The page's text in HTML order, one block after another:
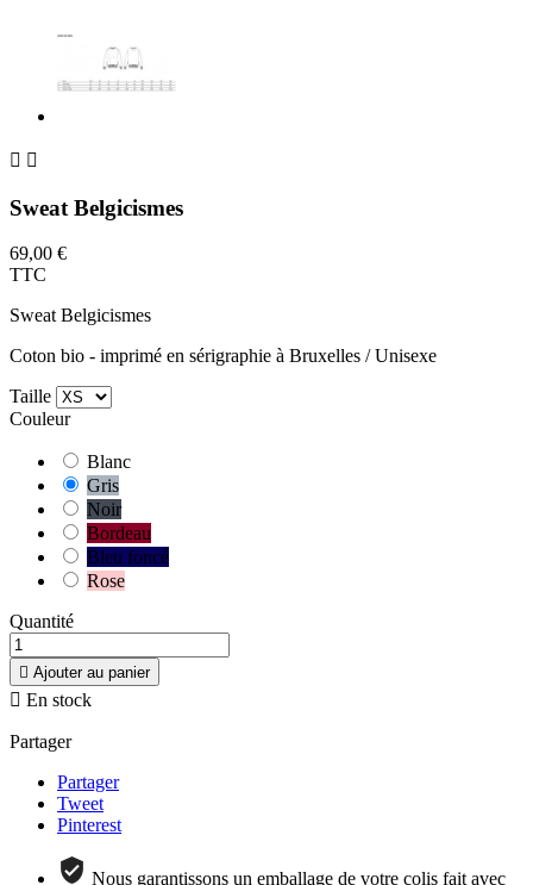
 
Sweat Belgicismes
69,00 €
TTC
Sweat Belgicismes
Coton bio - imprimé en sérigraphie à Bruxelles / Unisexe
Taille
Couleur
Blanc
Gris
Noir
Bordeau
Bleu foncé
Rose
Quantité
 Ajouter au panier
 En stock
Partager
Partager
Tweet
Pinterest
Nous garantissons un emballage de votre colis fait avec